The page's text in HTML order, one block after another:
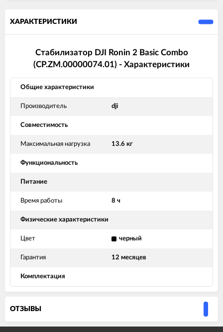
ХАРАКТЕРИСТИКИ
Стабилизатор DJI Ronin 2 Basic Combo
(CP.ZM.00000074.01) - Характеристики
Общие характеристики
Производитель dji
Совместимость
Максимальная нагрузка 13.6 кг
Функциональность
Питание
Время работы 8 ч
Физические характеристики
Цвет черный
Гарантия 12 месяцев
Комплектация
ОТЗЫВЫ